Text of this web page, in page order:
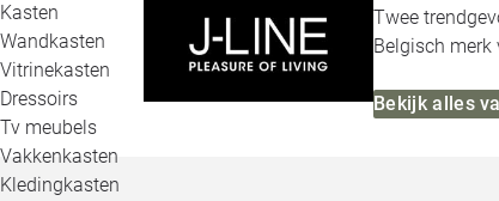
Kasten
Wandkasten
Vitrinekasten
Dressoirs
Tv meubels
Vakkenkasten
Kledingkasten
Twee
Belgisch
Bekijk alles